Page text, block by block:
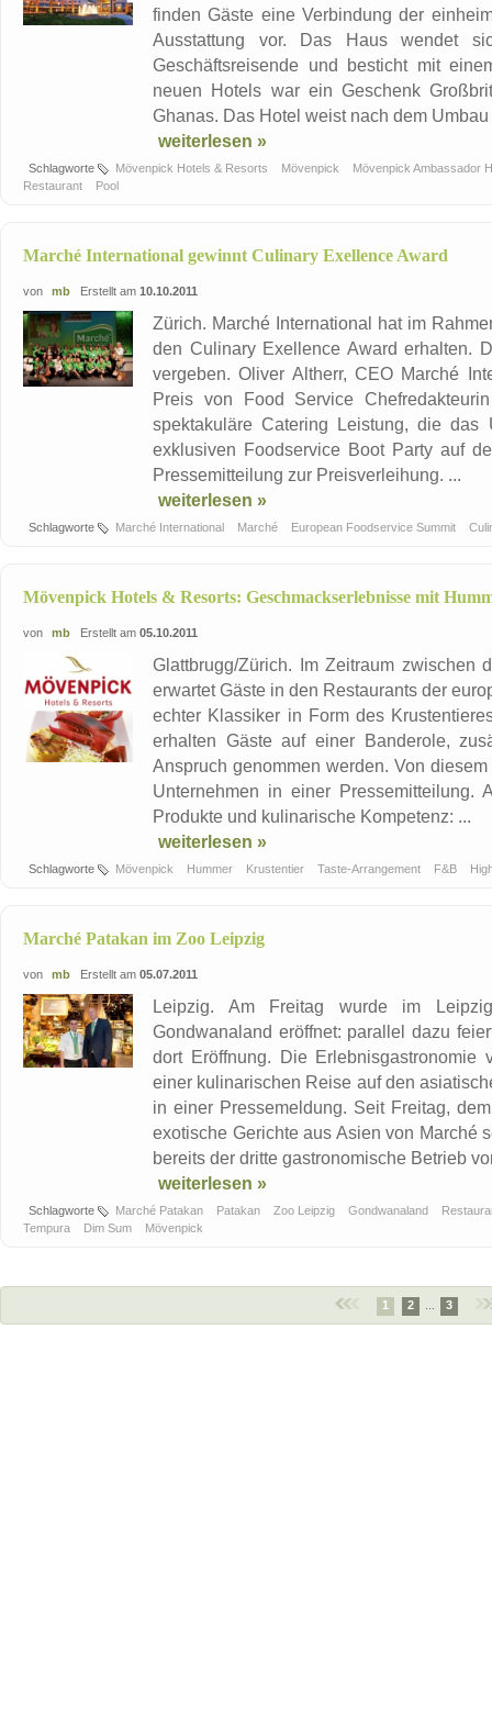
finden Gäste eine Verbindung der
Ausstattung vor. Das Haus wendet
Geschäftsreisende und besticht mit
neuen Hotels war ein Geschenk
Ghanas. Das Hotel weist nach dem
weiterlesen »
Schlagworte Mövenpick Hotels & Resorts Mövenpick
Mövenpick Ambassador
Restaurant
Pool
Marché International gewinnt Culinary Exellence Award
von mb Erstellt am 10.10.2011
Zürich. Marché International hat im
den Culinary Exellence Award erhalten.
vergeben. Oliver Altherr, CEO Marché
Preis von Food Service
spektakuläre Catering Leistung, die
exklusiven Foodservice Boot Party auf
Pressemitteilung zur Preisverleihung. ...
weiterlesen »
Schlagworte Marché International Marché European Foodservice Summit
Mövenpick Hotels & Resorts: Geschmackserlebnisse mit
von mb Erstellt am 05.10.2011
Glattbrugg/Zürich. Im Zeitraum zwischen
erwartet Gäste in den Restaurants der
echter Klassiker in Form des
erhalten Gäste auf einer Banderole,
Anspruch genommen werden. Von
Unternehmen in einer Pressemitteilung.
Produkte und kulinarische Kompetenz: ...
weiterlesen »
Schlagworte Mövenpick Hummer Krustentier Taste-Arrangement F&B
Marché Patakan im Zoo Leipzig
von mb Erstellt am 05.07.2011
Leipzig. Am Freitag wurde im
Gondwanaland eröffnet: parallel dazu
dort Eröffnung. Die
einer kulinarischen Reise auf den
in einer Pressemeldung. Seit Freitag,
exotische Gerichte aus Asien von Marché
bereits der dritte gastronomische Betrieb
weiterlesen »
Schlagworte Marché Patakan Patakan Zoo Leipzig Gondwanaland
Tempura
Dim Sum Mövenpick
1 2 3